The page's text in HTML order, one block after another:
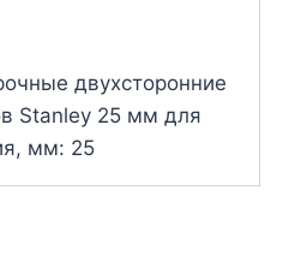
двухсторонние
Stanley 25 мм для
мм: 25